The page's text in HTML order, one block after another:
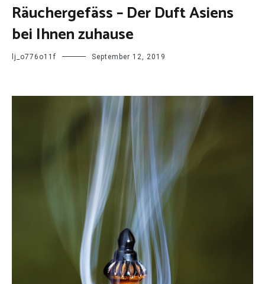
Räuchergefäss – Der Duft Asiens
bei Ihnen zuhause
lj_o776o11f September 12, 2019